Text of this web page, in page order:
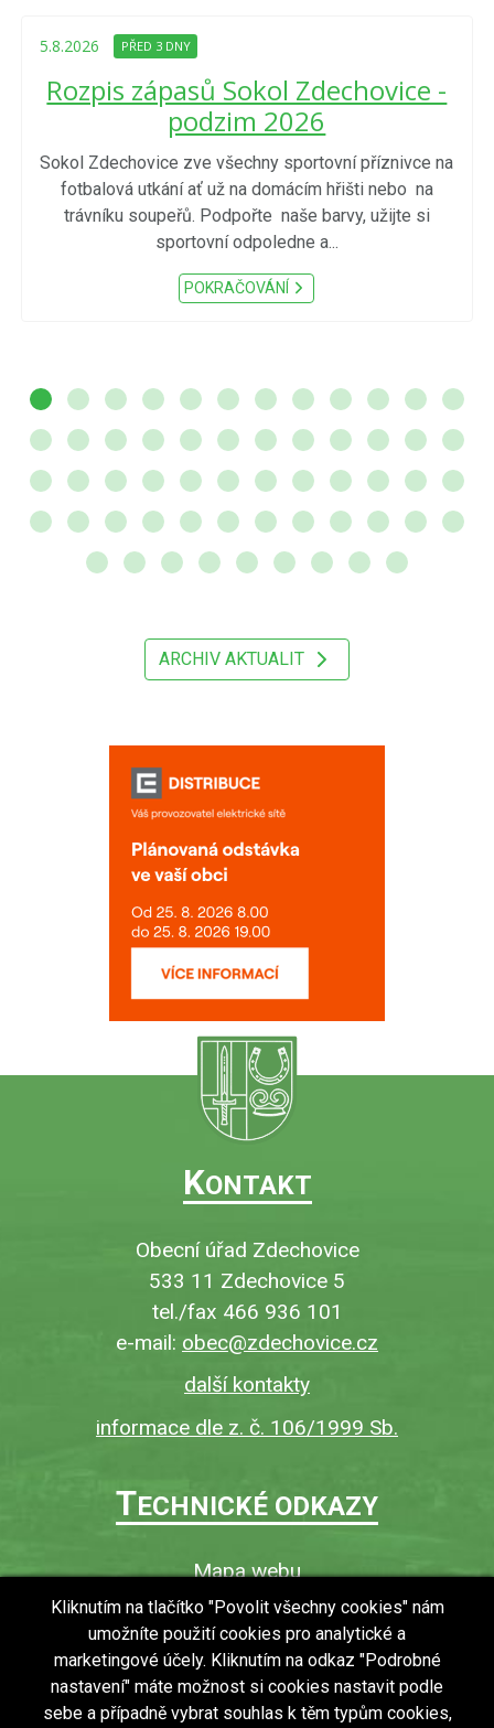
5.8.2026 PŘED 3 DNY
Rozpis zápasů Sokol Zdechovice -
podzim 2026
Sokol Zdechovice zve všechny sportovní příznivce na
fotbalová utkání ať už na domácím hřišti nebo na
trávníku soupeřů. Podpořte naše barvy, užijte si
sportovní odpoledne a...
POKRAČOVÁNÍ
ARCHIV AKTUALIT
KONTAKT
Obecní úřad Zdechovice
533 11 Zdechovice 5
tel./fax 466 936 101
e-mail: obec@zdechovice.cz
další kontakty
informace dle z. č. 106/1999 Sb.
TECHNICKÉ ODKAZY
Mapa webu
O webu
Povinně zveřejňované informace
Ochrana osobních údajů (GDPR)
Vyhledávání
Kliknutím na tlačítko "Povolit všechny cookies" nám
umožníte použití cookies pro analytické a
marketingové účely. Kliknutím na odkaz "Podrobné
nastavení" máte možnost si cookies nastavit podle
sebe a případně vybrat souhlas k těm typům cookies,